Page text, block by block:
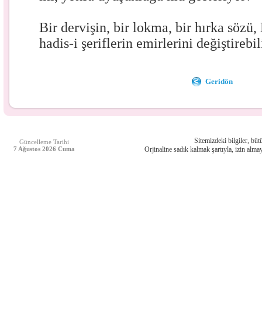
Bir dervişin, bir lokma, bir hırka sözü,
hadis-i şeriflerin emirlerini
Geridön
Güncelleme Tarihi
7 Ağustos 2026 Cuma
Sitemizdeki bilgiler,
Orjinaline sadık kalmak şartıyla, izin